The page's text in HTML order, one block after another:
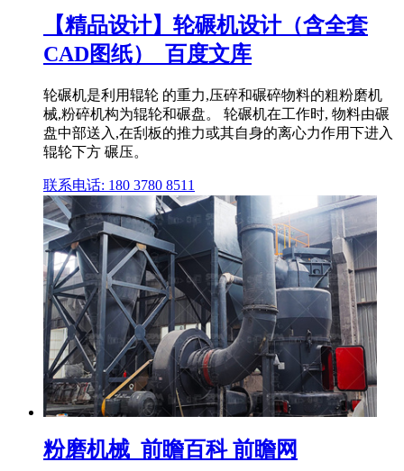
【精品设计】轮碾机设计（含全套
CAD图纸）_百度文库
轮碾机是利用辊轮 的重力,压碎和碾碎物料的粗粉磨机
械,粉碎机构为辊轮和碾盘。 轮碾机在工作时, 物料由碾
盘中部送入,在刮板的推力或其自身的离心力作用下进入
辊轮下方 碾压。
联系电话: 180 3780 8511
粉磨机械_前瞻百科 前瞻网